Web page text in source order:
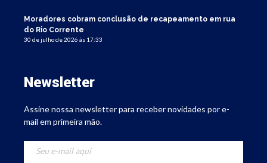
Moradores cobram conclusão de recapeamento em rua
do Rio Corrente
30 de julho de 2026 às 17:33
Newsletter
Assine nossa newsletter para receber novidades por e-
mail em primeira mão.